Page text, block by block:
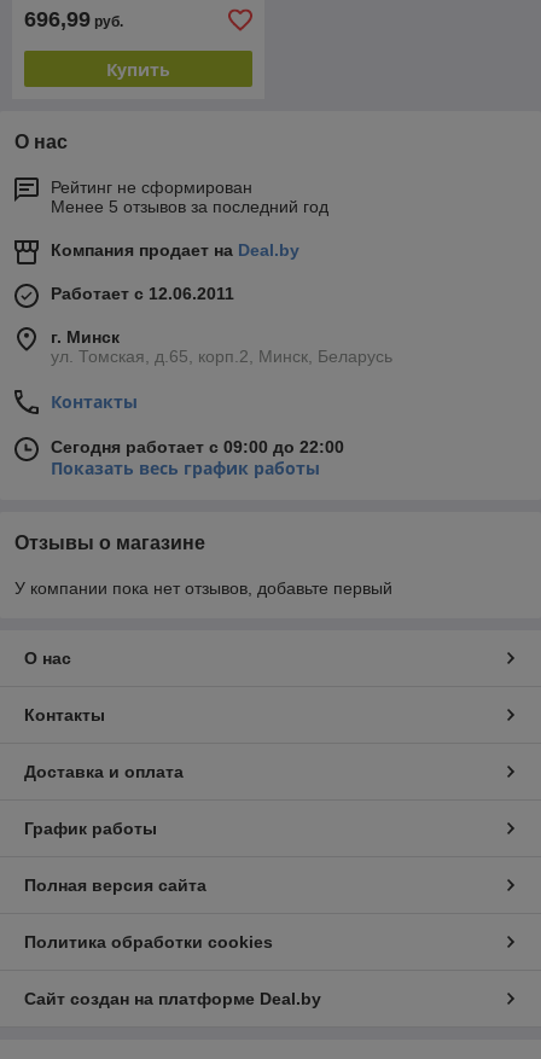
696,99 руб.
Купить
О нас
Рейтинг не сформирован
Менее 5 отзывов за последний год
Компания продает на Deal.by
Работает с 12.06.2011
г. Минск
ул. Томская, д.65, корп.2, Минск, Беларусь
Контакты
Сегодня работает с 09:00 до 22:00
Показать весь график работы
Отзывы о магазине
У компании пока нет отзывов, добавьте первый
О нас
Контакты
Доставка и оплата
График работы
Полная версия сайта
Политика обработки cookies
Сайт создан на платформе Deal.by